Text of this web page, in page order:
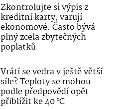
Zkontrolujte si výpis z
kreditní karty, varují
ekonomové. Často bývá
plný zcela zbytečných
poplatků
Vrátí se vedra v ještě větší
síle? Teploty se mohou
podle předpovědí opět
přiblížit ke 40 °C